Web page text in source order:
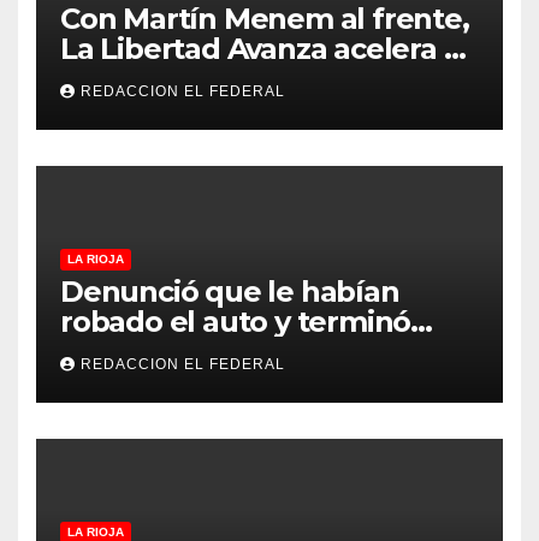
Con Martín Menem al frente,
La Libertad Avanza acelera su
despliegue en La Rioja y
desembarcó en Aimogasta
REDACCION EL FEDERAL
LA RIOJA
Denunció que le habían
robado el auto y terminó
confesando que su hermano
lo empeñó por drogas
REDACCION EL FEDERAL
LA RIOJA